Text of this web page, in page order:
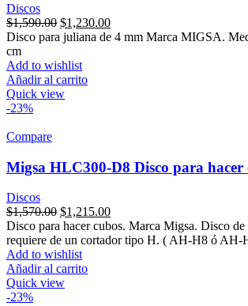
Discos
$1,590.00 Original
price
$1,590.00.
$1,230.00Current
price
Disco para juliana de 4 mm Marca MIGSA.
cm
Add to wishlist
Añadir al carrito
Quick view
-23%
Compare
Migsa HLC300-D8 Disco para hacer
Discos
$1,570.00 Original
price
was:
$1,570.00.
$1,215.00Current
price
is:
Disco para hacer cubos. Marca Migsa. Disco de
requiere de un cortador tipo H. ( AH-H8 ó AH-
Add to wishlist
Añadir al carrito
Quick view
-23%